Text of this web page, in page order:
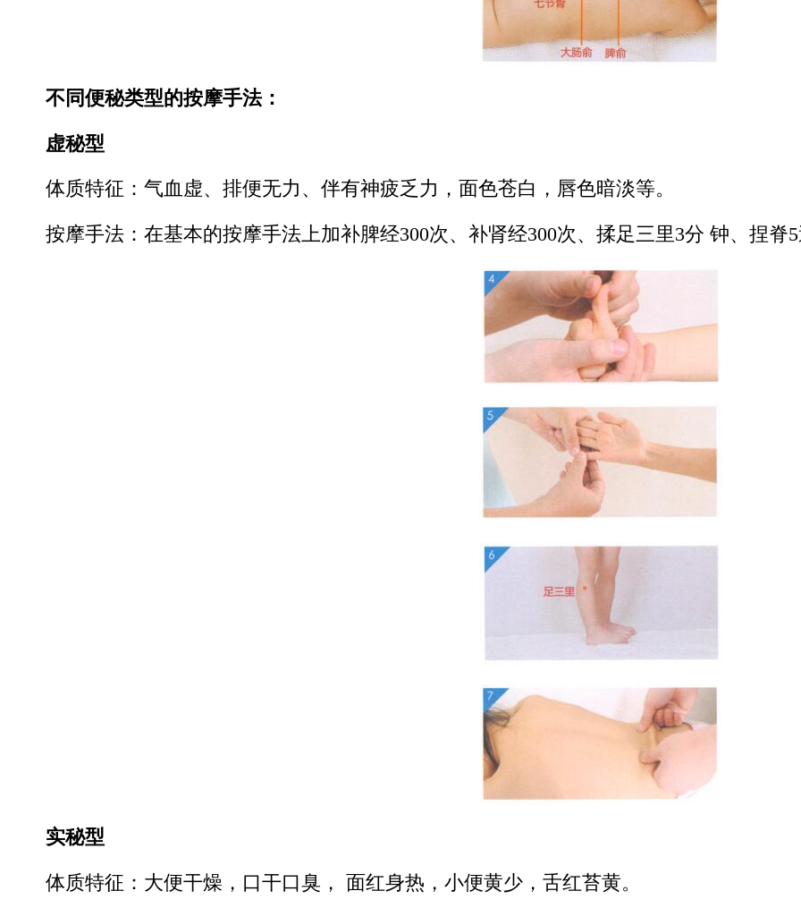
不同便秘类型的按摩手法：
虚秘型
体质特征：气血虚、排便无力、伴有神疲乏力，面色苍白，唇色暗淡等。
按摩手法：在基本的按摩手法上加补脾经300次、补肾经300次、揉足三里3分 钟、捏脊5
实秘型
体质特征：大便干燥，口干口臭， 面红身热，小便黄少，舌红苔黄。